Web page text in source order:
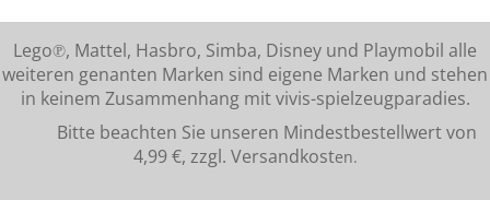
Lego℗, Mattel, Hasbro, Simba, Disney und Playmobil alle
weiteren genanten Marken sind eigene Marken und stehen
in keinem Zusammenhang mit vivis-spielzeugparadies.
Bitte beachten Sie unseren Mindestbestellwert von
4,99 €, zzgl. Versandkosten.